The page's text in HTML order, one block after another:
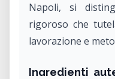
Napoli, si
rigoroso che
lavorazione e
Ingredienti